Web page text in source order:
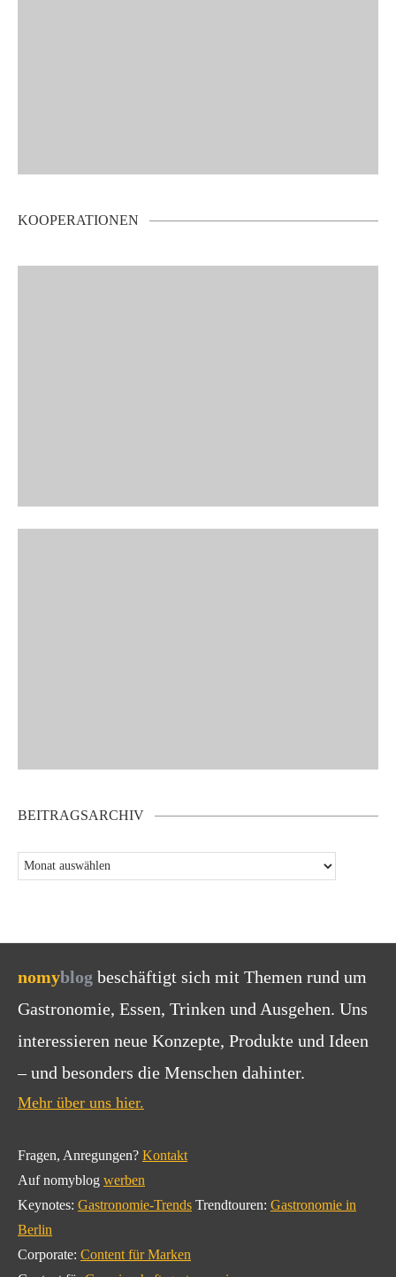
KOOPERATIONEN
BEITRAGSARCHIV
nomyblog beschäftigt sich mit Themen rund um
Gastronomie, Essen, Trinken und Ausgehen. Uns
interessieren neue Konzepte, Produkte und Ideen
– und besonders die Menschen dahinter.
Mehr über uns hier.
Fragen, Anregungen? Kontakt
Auf nomyblog werben
Keynotes: Gastronomie-Trends Trendtouren: Gastronomie in
Berlin
Corporate: Content für Marken